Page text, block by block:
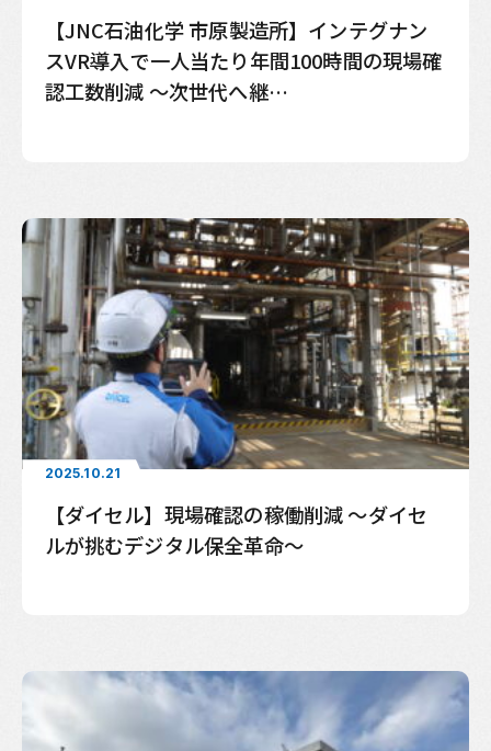
【JNC石油化学 市原製造所】インテグナン
スVR導入で一人当たり年間100時間の現場確
認工数削減 〜次世代へ継…
2025.10.21
【ダイセル】現場確認の稼働削減 〜ダイセ
ルが挑むデジタル保全革命〜